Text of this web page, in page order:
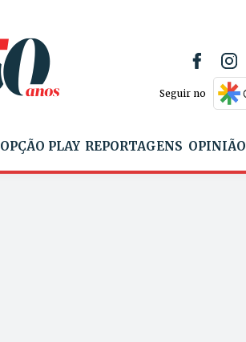
Seguir no
OPÇÃO PLAY REPORTAGENS OPINIÃO